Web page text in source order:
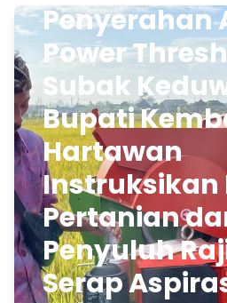
Penyerahan
Power
Subak
Bupati
Hartawan
Instruksikan
Pertanian
Penyuluh
Serap